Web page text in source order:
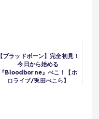
【ブラッドボーン】完全初見！
今日から始める
『Bloodborne』ぺこ！【ホ
ロライブ/兎田ぺこら】